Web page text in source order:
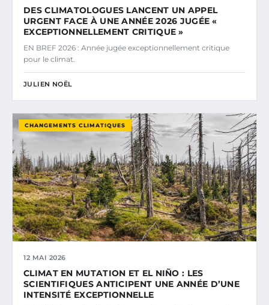
DES CLIMATOLOGUES LANCENT UN APPEL
URGENT FACE À UNE ANNÉE 2026 JUGÉE «
EXCEPTIONNELLEMENT CRITIQUE »
EN BREF 2026 : Année jugée exceptionnellement critique
pour le climat.
JULIEN NOËL
CHANGEMENTS CLIMATIQUES
12 MAI 2026
CLIMAT EN MUTATION ET EL NIÑO : LES
SCIENTIFIQUES ANTICIPENT UNE ANNÉE D’UNE
INTENSITÉ EXCEPTIONNELLE